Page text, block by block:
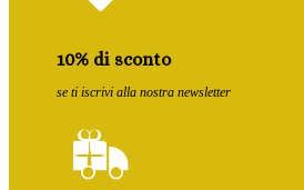
10% di sconto
se ti iscrivi alla nostra newsletter